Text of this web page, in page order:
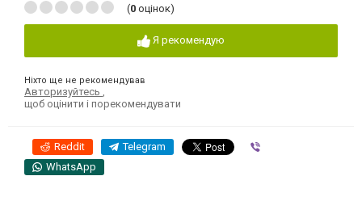
(0 оцінок)
Я рекомендую
Ніхто ще не рекомендував
Авторизуйтесь
щоб оцінити і порекомендувати
Reddit Telegram
WhatsApp